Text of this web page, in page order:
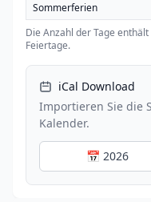
Sommerferien
Die Anzahl der Tage
Feiertage.
iCal Download
Importieren Sie die
Kalender.
📅 2026